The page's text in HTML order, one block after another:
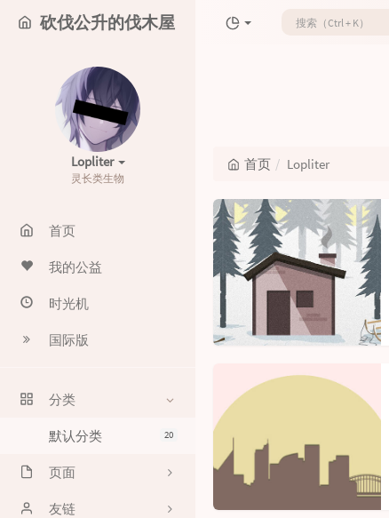
砍伐公升的伐木屋
Lopliter
灵长类生物
首页
我的公益
时光机
国际版
分类
20
默认分类
页面
时光机
友链
首页 Lopliter